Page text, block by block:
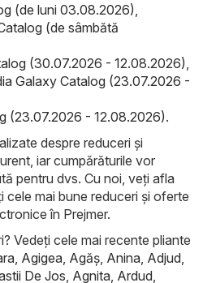
(de luni 03.08.2026)
(de sâmbătă
(30.07.2026 - 12.08.2026)
Galaxy Catalog (23.07.2026 -
(23.07.2026 - 12.08.2026).
despre reduceri și
iar cumpărăturile vor
pentru dvs. Cu noi, veți afla
cele mai bune reduceri și oferte
în Prejmer.
Vedeți cele mai recente pliante
Agigea Agăş Anina Adjud
De Jos Agnita Ardud